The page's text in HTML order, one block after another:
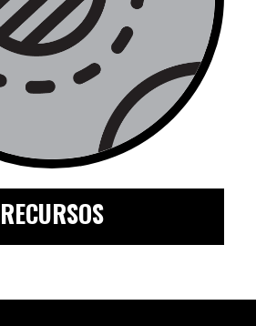
RECURSOS